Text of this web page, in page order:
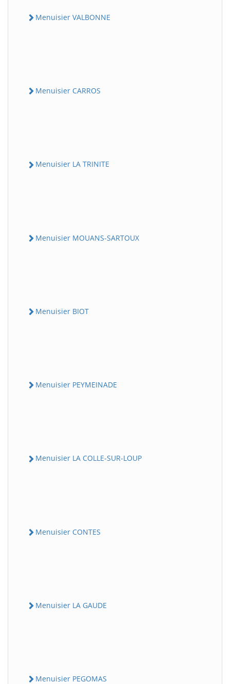
Menuisier VALBONNE
Menuisier CARROS
Menuisier LA TRINITE
Menuisier MOUANS-SARTOUX
Menuisier BIOT
Menuisier PEYMEINADE
Menuisier LA COLLE-SUR-LOUP
Menuisier CONTES
Menuisier LA GAUDE
Menuisier PEGOMAS